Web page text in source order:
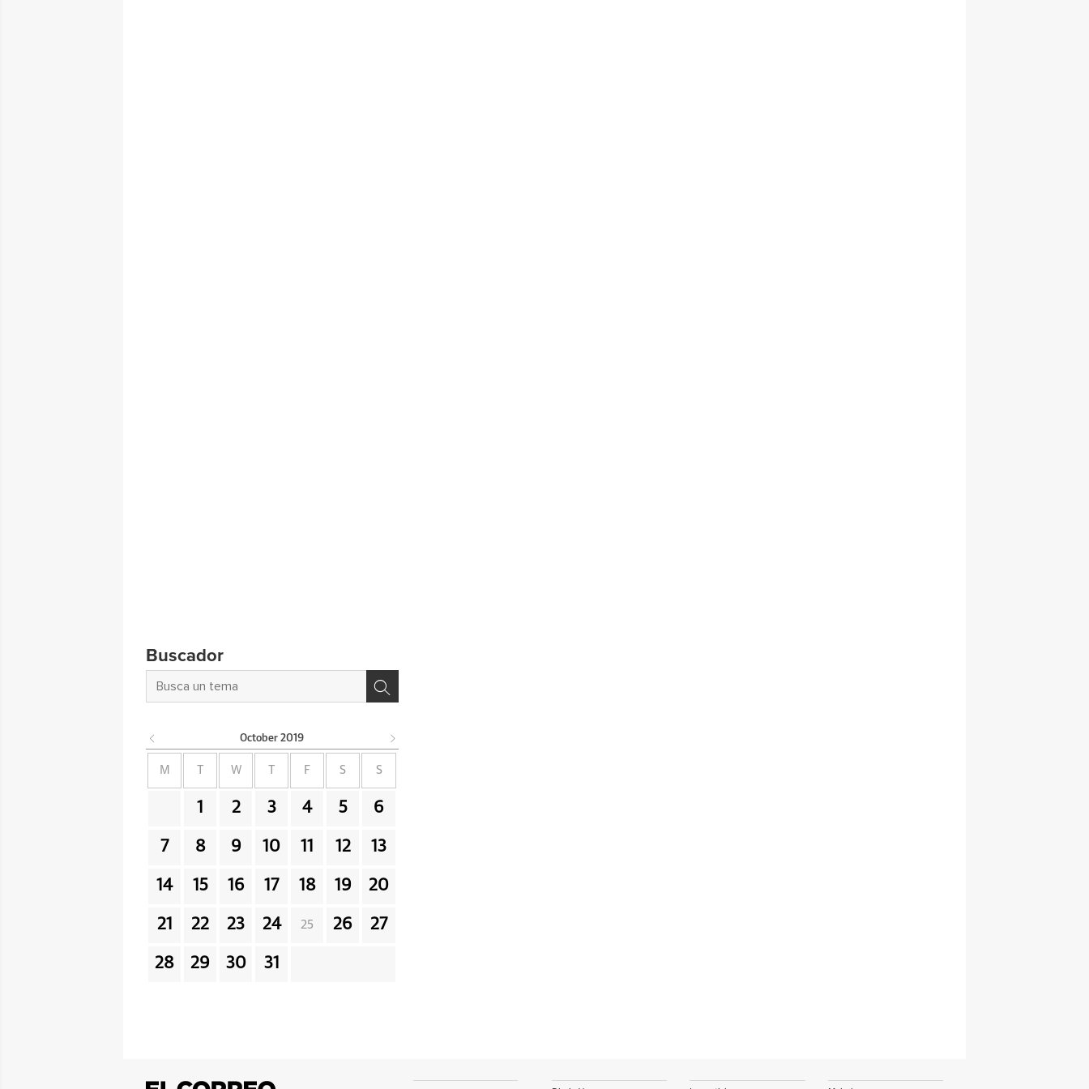
Buscador
October 2019
M W F S S
1 2 3 4 5 6
7 8 9 10 11 12 13
14 15 16 17 18 19 20
21 22 23 24 25 26 27
28 29 30 31